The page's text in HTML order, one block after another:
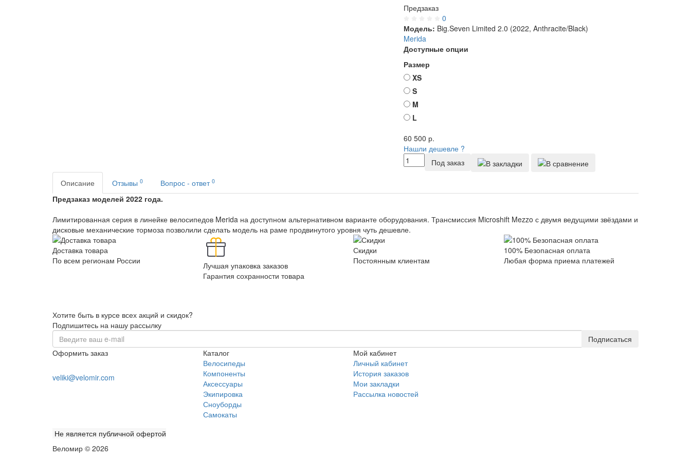
Предзаказ
0
Модель: Big.Seven Limited 2.0 (2022, Anthracite/Black)
Merida
Доступные опции
Размер
XS
S
M
L
60 500 р.
Нашли дешевле ?
Под заказ
Описание Отзывы 0 Вопрос - ответ 0
Предзаказ моделей 2022 года.
Лимитированная серия в линейке велосипедов Merida на доступном альтернативном варианте оборудования. Трансмиссия Microshift Mezzo с двумя ведущими звёздами и
дисковые механические тормоза позволили сделать модель на раме продвинутого уровня чуть дешевле.
Доставка товара
По всем регионам России
Лучшая упаковка заказов
Гарантия сохранности товара
Скидки
Постоянным клиентам
100% Безопасная оплата
Любая форма приема платежей
Хотите быть в курсе всех акций и скидок?
Подпишитесь на нашу рассылку
Подписаться
Оформить заказ
veliki@velomir.com
Каталог
Велосипеды
Компоненты
Аксессуары
Экипировка
Сноуборды
Самокаты
Мой кабинет
Личный кабинет
История заказов
Мои закладки
Рассылка новостей
Не является публичной офертой
Веломир © 2026